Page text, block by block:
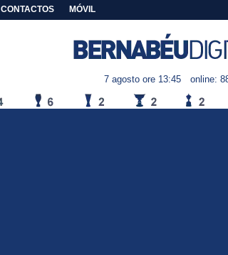
CONTACTOS MÓVIL
7 agosto ore 13:45 online: